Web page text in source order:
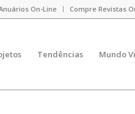
On-Line Compre Revistas
Tendências Mundo